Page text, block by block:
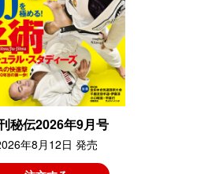
秘伝2026年9月号
年8月12日 発売